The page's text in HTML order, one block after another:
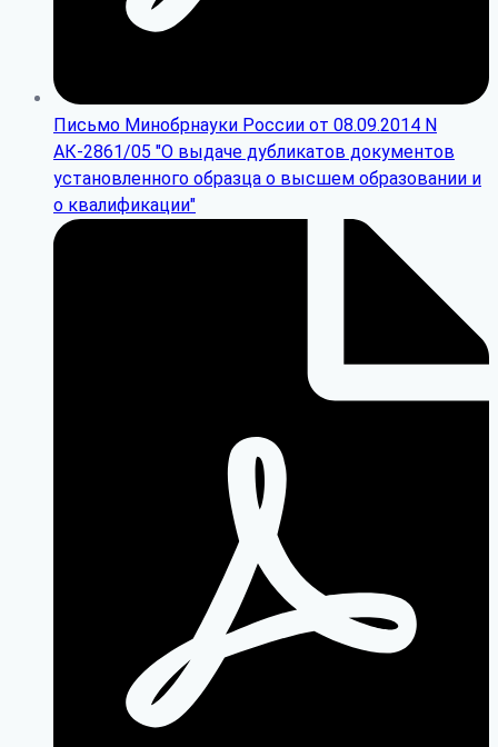
Письмо Минобрнауки России от 08.09.2014 N
АК-2861/05 "О выдаче дубликатов документов
установленного образца о высшем образовании и
о квалификации"